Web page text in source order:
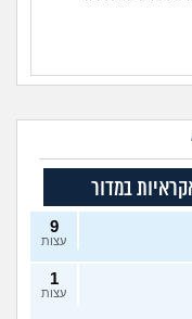
במדור
9
עצות
1
עצות